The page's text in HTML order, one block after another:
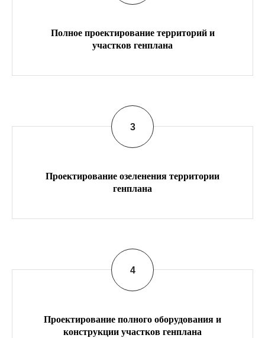
Полное проектирование территорий и
участков генплана
Проектирование озеленения территории
генплана
Проектирование полного оборудования и
конструкции участков генплана